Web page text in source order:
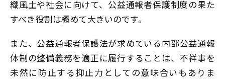
織風土や社会に向けて、公益通報者保護制度の果た
すべき役割は極めて大きいのです。
また、公益通報者保護法が求めている内部公益通報
体制の整備義務を適正に履行することは、不祥事を
未然に防止する抑止力としての意味合いもありま